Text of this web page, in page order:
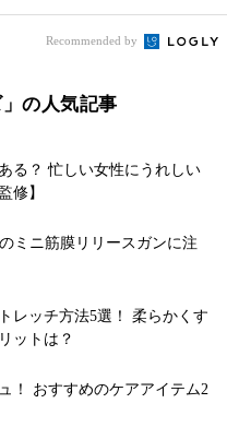
Recommended by
の人気記事
る？ 忙しい女性にうれしい
修】
ミニ筋膜リリースガンに注
レッチ方法5選！ 柔らかくす
ットは？
！ おすすめのケアアイテム2